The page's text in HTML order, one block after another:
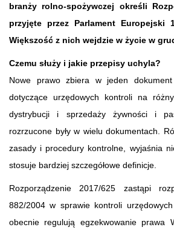
branży rolno-spożywczej określi
przyjęte przez Parlament Europejski
Większość z nich wejdzie w życie w
Czemu służy i jakie przepisy uchyla?
Nowe prawo zbiera w jeden
dotyczące urzędowych kontroli na
dystrybucji i sprzedaży żywności i
rozrzucone były w wielu dokumentach.
zasady i procedury kontrolne, wyjaśnia
stosuje bardziej szczegółowe definicje.
Rozporządzenie 2017/625 zastąpi
882/2004 w sprawie kontroli
obecnie regulują egzekwowanie prawa